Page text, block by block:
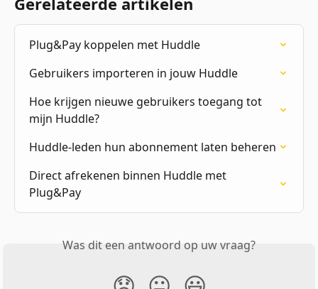
Plug&Pay koppelen met Huddle
Gebruikers importeren in jouw Huddle
Hoe krijgen nieuwe gebruikers toegang tot
mijn Huddle?
Huddle-leden hun abonnement laten beheren
Direct afrekenen binnen Huddle met
Plug&Pay
Was dit een antwoord op uw vraag?